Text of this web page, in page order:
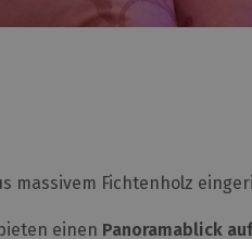
massivem Fichtenholz
einen Panoramablick